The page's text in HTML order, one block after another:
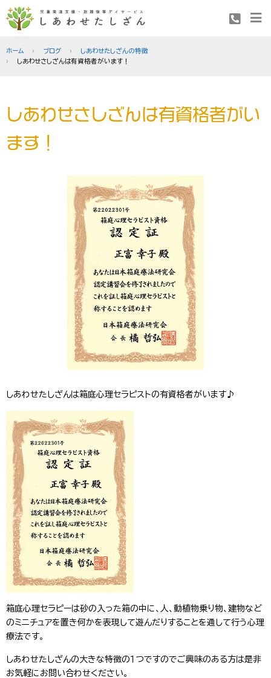
ホーム ブログ
しあわせたしざんの特徴
しあわせさしざんは有資格者がいます！
しあわせさしざんは有資格者がい
ます！
しあわせたしざんは箱庭心理セラピストの有資格者がいます♪
箱庭心理セラピーは砂の入った箱の中に、人、動植物乗り物、建物など
のミニチュアを置き何かを表現して遊んだりすることを通して行う心理
療法です。
しあわせたしざんの大きな特徴の１つですのでご興味のある方は是非
お気軽にお問い合わせください。